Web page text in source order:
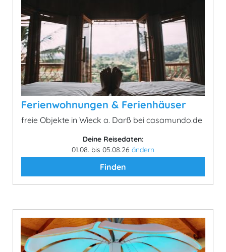
Ferienwohnungen & Ferienhäuser
freie Objekte in Wieck a. Darß bei casamundo.de
Deine Reisedaten:
01.08. bis 05.08.26 ändern
Finden